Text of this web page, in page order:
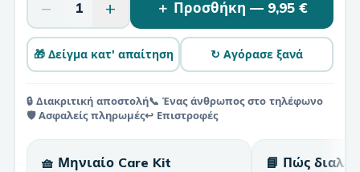
− 1 + ＋ Προσθήκη — 9,95 €
🎁 Δείγμα κατ' απαίτηση ↻ Αγόρασε ξανά
🔒 Διακριτική αποστολή📞 Ένας άνθρωπος στο τηλέφωνο
🛡️ Ασφαλείς πληρωμές↩️ Επιστροφές
🧺 Μηνιαίο Care Kit
📘 Πώς